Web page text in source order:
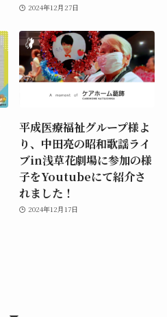
2024年12月27日
平成医療福祉グループ様よ
り、中田亮の昭和歌謡ライ
ブin浅草花劇場に参加の様
子をYoutubeにて紹介さ
れました！
2024年12月17日